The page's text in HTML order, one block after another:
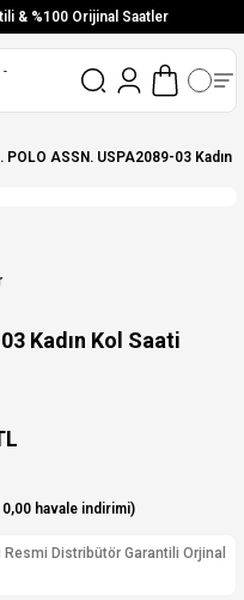
& %100 Orijinal Saatler
Taksit
POLO ASSN. USPA2089-03 Kadın
Kadın Kol Saati
havale indirimi)
Resmi Distribütör Garantili Orjinal